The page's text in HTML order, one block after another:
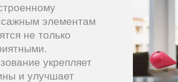
элементам
не только
укрепляет
и улучшает